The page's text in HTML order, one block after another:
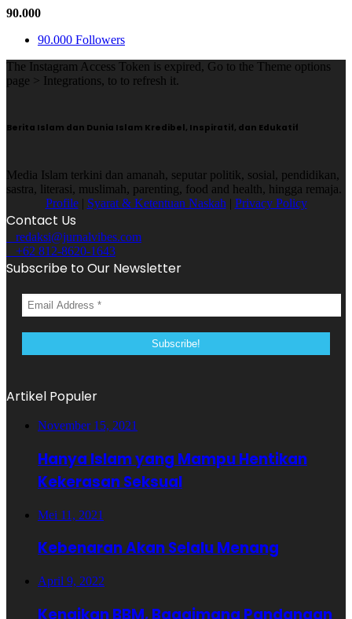
90.000
90.000 Followers
The Instagram Access Token is expired, Go to the Theme options
page > Integrations, to to refresh it.
Berita Islam dan Dunia Islam Kredibel, Inspiratif, dan Edukatif
Media Islam terkini dan amanah, seputar politik, sosial, pendidikan,
sastra, literasi, muslimah, parenting, food and health, hingga remaja.
Profile| Syarat & Ketentuan Naskah | Privacy Policy
Contact Us
redaksi@jurnalvibes.com
+62 812-8620-1643
Subscribe to Our Newsletter
Artikel Populer
November 15, 2021
Hanya Islam yang Mampu Hentikan
Kekerasan Seksual
Mei 11, 2021
Kebenaran Akan Selalu Menang
April 9, 2022
Kenaikan BBM, Bagaimana Pandangan